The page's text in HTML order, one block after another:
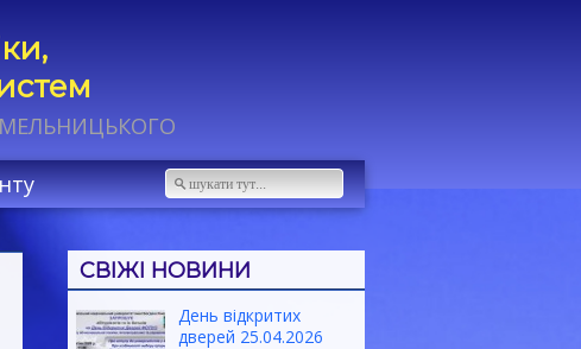
СВІЖІ НОВИНИ
День відкритих
дверей 25.04.2026